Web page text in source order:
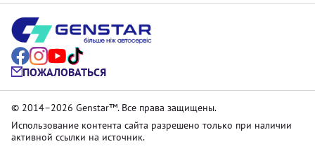
ПОЖАЛОВАТЬСЯ
© 2014–2026 Genstar™. Все права защищены.
Использование контента сайта разрешено только при наличии
активной ссылки на источник.